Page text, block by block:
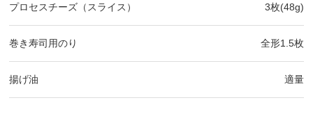
プロセスチーズ（スライス） 3枚(48g)
巻き寿司用のり 全形1.5枚
揚げ油 適量